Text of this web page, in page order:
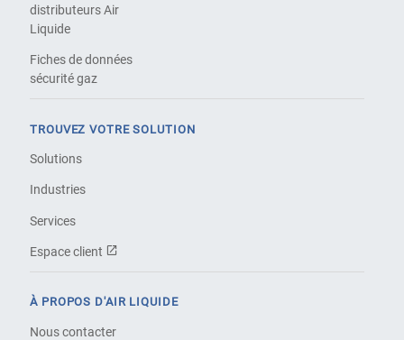
distributeurs Air
Liquide
Fiches de données
sécurité gaz
TROUVEZ VOTRE SOLUTION
Solutions
Industries
Services
Espace client
À PROPOS D'AIR LIQUIDE
Nous contacter